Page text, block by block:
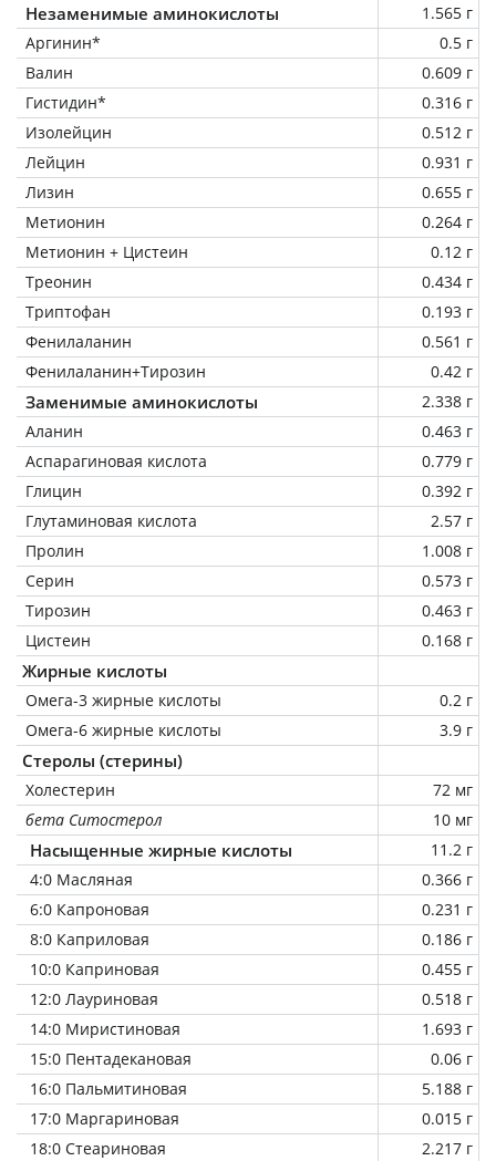
Незаменимые аминокислоты
1.565 г
Аргинин*
0.5 г
Валин
0.609 г
Гистидин*
0.316 г
Изолейцин
0.512 г
Лейцин
0.931 г
Лизин
0.655 г
Метионин
0.264 г
Метионин + Цистеин
0.12 г
Треонин
0.434 г
Триптофан
0.193 г
Фенилаланин
0.561 г
Фенилаланин+Тирозин
0.42 г
Заменимые аминокислоты
2.338 г
Аланин
0.463 г
Аспарагиновая кислота
0.779 г
Глицин
0.392 г
Глутаминовая кислота
2.57 г
Пролин
1.008 г
Серин
0.573 г
Тирозин
0.463 г
Цистеин
0.168 г
Жирные кислоты
Омега-3 жирные кислоты
0.2 г
Омега-6 жирные кислоты
3.9 г
Стеролы (стерины)
Холестерин
72 мг
бета Ситостерол
10 мг
Насыщенные жирные кислоты
11.2 г
4:0 Масляная
0.366 г
6:0 Капроновая
0.231 г
8:0 Каприловая
0.186 г
10:0 Каприновая
0.455 г
12:0 Лауриновая
0.518 г
14:0 Миристиновая
1.693 г
15:0 Пентадекановая
0.06 г
16:0 Пальмитиновая
5.188 г
17:0 Маргариновая
0.015 г
18:0 Стеариновая
2.217 г